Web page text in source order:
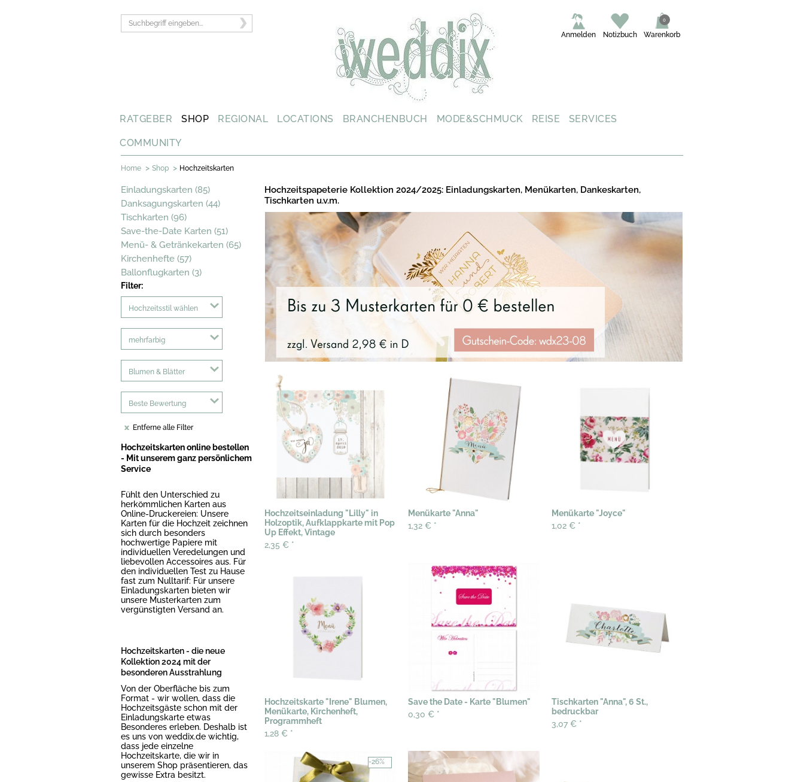
Warenkorb
0
Notizbuch
Anmelden
RATGEBER SHOP REGIONAL LOCATIONS BRANCHENBUCH MODE&SCHMUCK REISE SERVICES
COMMUNITY
Home > Shop > Hochzeitskarten
Einladungskarten (85)
Danksagungskarten (44)
Tischkarten (96)
Save-the-Date Karten (51)
Menü- & Getränkekarten (65)
Kirchenhefte (57)
Ballonflugkarten (3)
Filter:
Hochzeitsstil wählen
mehrfarbig
Blumen & Blätter
Beste Bewertung
Entferne alle Filter
Hochzeitskarten online bestellen
- Mit unserem ganz persönlichem
Service
Fühlt den Unterschied zu
herkömmlichen Karten aus
Online-Druckereien: Unsere
Karten für die Hochzeit zeichnen
sich durch besonders
hochwertige Papiere mit
individuellen Veredelungen und
liebevollen Accessoires aus. Für
den individuellen Test zu Hause
fast zum Nulltarif: Für unsere
Einladungskarten bieten wir
unsere Musterkarten zum
vergünstigten Versand an.
Hochzeitskarten - die neue
Kollektion 2024 mit der
besonderen Ausstrahlung
Von der Oberfläche bis zum
Format - wir wollen, dass die
Hochzeitsgäste schon mit der
Einladungskarte etwas
Besonderes erleben. Deshalb ist
es uns von weddix.de wichtig,
dass jede einzelne
Hochzeitskarte, die wir in
unserem Shop präsentieren, das
gewisse Extra besitzt.
Hochzeitspapeterie Kollektion 2024/2025: Einladungskarten, Menükarten, Dankeskarten,
Tischkarten u.v.m.
Hochzeitseinladung "Lilly" in
Holzoptik, Aufklappkarte mit Pop
Up Effekt, Vintage
2,35 € *
Menükarte "Anna"
1,32 € *
Menükarte "Joyce"
1,02 € *
Hochzeitskarte "Irene" Blumen,
Menükarte, Kirchenheft,
Programmheft
1,28 € *
Save the Date - Karte "Blumen"
0,30 € *
Tischkarten "Anna", 6 St.,
bedruckbar
3,07 € *
-26%